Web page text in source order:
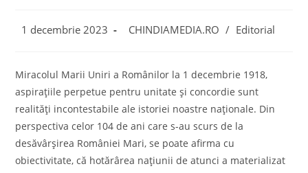
Post
1 decembrie 2023
Post
CHINDIAMEDIA.RO / Editorial
Miracolul Marii Uniri a Românilor la 1 decembrie 1918,
aspirațiile perpetue pentru unitate şi concordie sunt
realităţi incontestabile ale istoriei noastre naţionale. Din
perspectiva celor 104 de ani care s-au scurs de la
desăvârşirea României Mari, se poate afirma cu
obiectivitate, că hotărârea naţiunii de atunci a materializat